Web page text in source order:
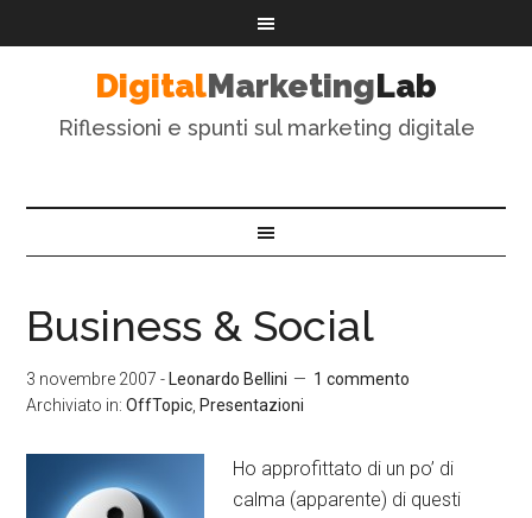
DigitalMarketingLab
Riflessioni e spunti sul marketing digitale
Business & Social
3 novembre 2007 - Leonardo Bellini
1 commento
Archiviato in:OffTopic Presentazioni
Ho approfittato di un po’ di
calma (apparente) di questi